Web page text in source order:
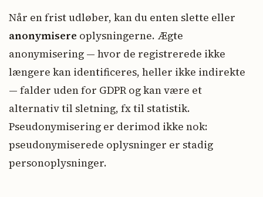
Når en frist udløber, kan du enten slette eller
anonymisere oplysningerne. Ægte
anonymisering — hvor de registrerede ikke
længere kan identificeres, heller ikke indirekte
— falder uden for GDPR og kan være et
alternativ til sletning, fx til statistik.
Pseudonymisering er derimod ikke nok:
pseudonymiserede oplysninger er stadig
personoplysninger.